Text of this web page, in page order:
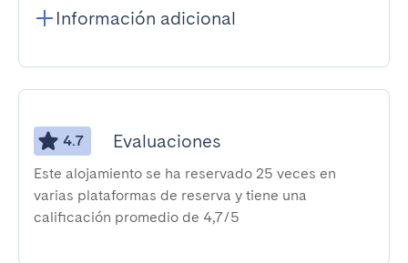
Información adicional
4.7 Evaluaciones
Este alojamiento se ha reservado 25 veces en
varias plataformas de reserva y tiene una
calificación promedio de 4,7/5